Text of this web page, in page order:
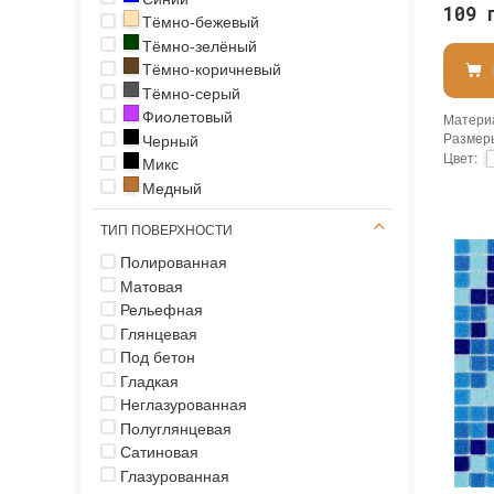
Тёмно-бежевый
Тёмно-зелёный
Тёмно-коричневый
Тёмно-серый
Фиолетовый
Черный
Микс
Медный
ТИП ПОВЕРХНОСТИ
Полированная
Матовая
Рельефная
Глянцевая
Под бетон
Гладкая
Неглазурованная
Полуглянцевая
Сатиновая
Глазурованная
109
Цвет:
Бренд:
Тип